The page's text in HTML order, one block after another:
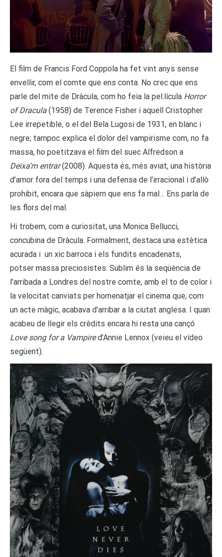
El film de Francis Ford Coppola ha fet vint anys sense
envellir, com el comte que ens conta. No crec que ens
parle del mite de Dràcula, com ho feia la pel.lícula Horror
of Dracula (1958) de Terence Fisher i aquell Cristopher
Lee irrepetible, o el del Bela Lugosi de 1931, en blanc i
negre; tampoc explica el dolor del vampirisme com, no fa
massa, ho poetitzava el film del suec Alfredson a
Deixa’m entrar(2008). Aquesta és, més aviat, una història
d’amor fora del temps i una defensa de l’irracional i d’allò
prohibit, encara que sàpiem que ens fa mal… Ens parla de
les flors del mal.
Hi trobem, com a curiositat, una Monica Bellucci,
concubina de Dràcula. Formalment, destaca una estètica
acurada i un xic barroca i els fundits encadenats,
potser massa preciosistes. Sublim és la seqüència de
l’arribada a Londres del nostre comte, amb el to de color i
la velocitat canviats per homenatjar el cinema que, com
un acte màgic, acabava d’arribar a la ciutat anglesa. I quan
acabeu de llegir els crèdits encara hi resta una cançó
Love song for a Vampired’Annie Lennox (veieu el vídeo
següent).